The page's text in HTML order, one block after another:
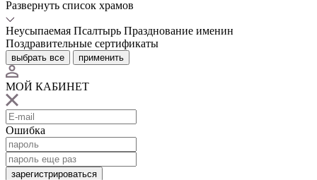
Развернуть список храмов
Неусыпаемая Псалтырь Празднование именин
Поздравительные сертификаты
выбрать все применить
МОЙ КАБИНЕТ
Ошибка
зарегистрироваться